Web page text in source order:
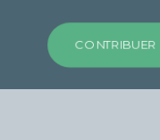
CONTRIBUER